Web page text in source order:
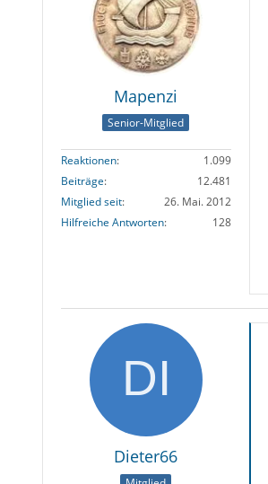
Mapenzi
Senior-Mitglied
Reaktionen
1.099
Beiträge
12.481
Mitglied seit
26. Mai. 2012
Hilfreiche Antworten
128
Dieter66